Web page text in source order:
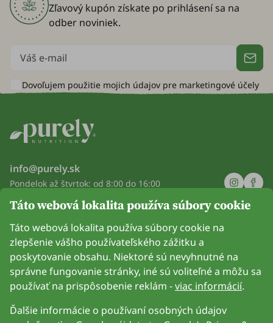
Táto webová lokalita používa súbory cookie
Táto webová lokalita používa súbory cookie na
zlepšenie vášho používateľského zážitku a
poskytovanie obsahu. Niektoré sú nevyhnutné na
správne fungovanie stránky, iné sú voliteľné a môžu sa
používať na prispôsobenie reklám -viac informácií.
Ďalšie informácie o používaní osobných údajov
Zľavový kupón získate po prihlásení sa na
odber noviniek.
Dovoľujem použitie mojich údajov pre marketingové účely
info@purely.sk
Pondelok až štvrtok: od 8:00 do 16:00
Informácie
Pripoj sa k nám